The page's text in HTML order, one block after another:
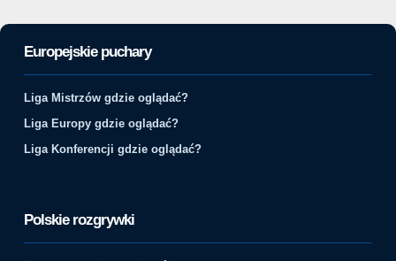
Europejskie puchary
Liga Mistrzów gdzie oglądać?
Liga Europy gdzie oglądać?
Liga Konferencji gdzie oglądać?
Polskie rozgrywki